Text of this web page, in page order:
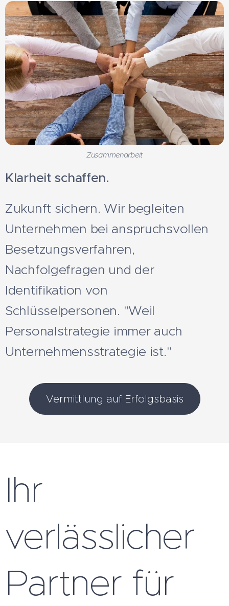
Zusammenarbeit
Klarheit schaffen.
Zukunft sichern. Wir begleiten
Unternehmen bei anspruchsvollen
Besetzungsverfahren,
Nachfolgefragen und der
Identifikation von
Schlüsselpersonen. "Weil
Personalstrategie immer auch
Unternehmensstrategie ist."
Vermittlung auf Erfolgsbasis
Ihr
verlässlicher
Partner für